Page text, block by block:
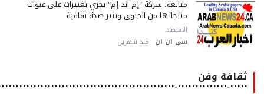
متابعة: شركة "إم أند إم" تجري تغييرات على عبوات
منتجاتها من الحلوى وتثير ضجة ثقافية
الاقتصاد
سى ان ان منذ شهرين
ثقافة وفن
٠٠٠٠٠-٠٠٠٠٠٠٠٠٠٠٠٠٠٠-٠٠٠٠٠٠٠٠٠٠٠٠٠٠٠٠٠٠٠٠٠٠٠٠٠٠٠٠٠٠٠٠٠٠٠٠٠٠٠٠٠٠٠٠٠٠٠٠٠٠٠٠٠